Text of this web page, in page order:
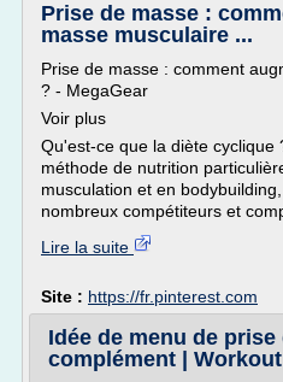
Prise de masse :
masse musculaire ...
Prise de masse : comment
? - MegaGear
Voir plus
Qu'est-ce que la diète cyclique
méthode de nutrition
musculation et en
nombreux compétiteurs et
Lire la suite
Site : https://fr.pinterest.com
Idée de menu de
complément |